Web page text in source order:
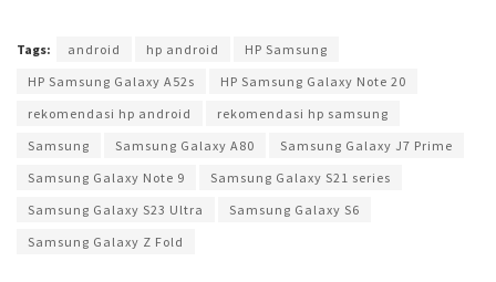
Tags: android hp android
HP Samsung
HP Samsung Galaxy A52s
HP Samsung Galaxy Note 20
rekomendasi hp android
rekomendasi hp samsung
Samsung
Samsung Galaxy A80
Samsung Galaxy J7 Prime
Samsung Galaxy Note 9
Samsung Galaxy S21 series
Samsung Galaxy S23 Ultra
Samsung Galaxy S6
Samsung Galaxy Z Fold